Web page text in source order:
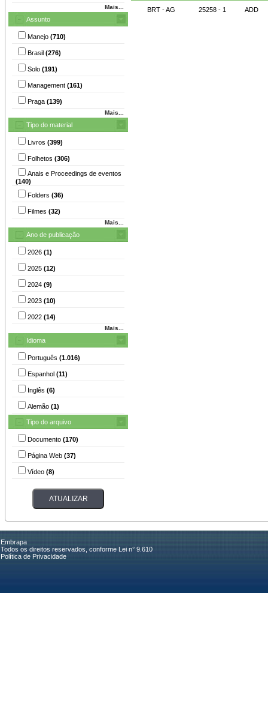
Mais...
Assunto
Manejo (710)
Brasil (276)
Solo (191)
Management (161)
Praga (139)
Mais...
Tipo do material
Livros (399)
Folhetos (306)
Anais e Proceedings de eventos
(140)
Folders (36)
Filmes (32)
Mais...
Ano de publicação
2026 (1)
2025 (12)
2024 (9)
2023 (10)
2022 (14)
Mais...
Idioma
Português (1.016)
Espanhol (11)
Inglês (6)
Alemão (1)
Tipo do arquivo
Documento (170)
Página Web (37)
Vídeo (8)
BRT - AG 25258 - 1 ADD
Embrapa
Todos os direitos reservados, conforme Lei n° 9.610
Política de Privacidade